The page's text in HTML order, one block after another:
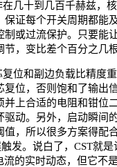
几十到几百千赫兹，
保证每个开关周期都能
制或过流保护。只要能
，变比差个百分之几
复位和副边负载比精度
复位，否则饱和了输出
并上合适的电阻和钳位
驱动。另外，启动瞬间
值，所以很多方案得配
发。说白了，CST就
流的实时动态，但它不